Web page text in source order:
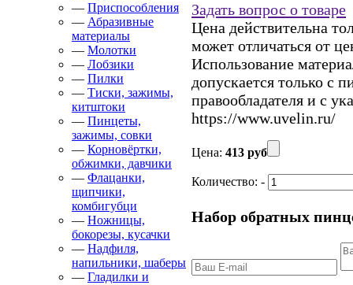
— Приспособления
— Абразивные
материалы
— Молотки
— Лобзики
— Пилки
— Тиски, зажимы,
китштоки
— Пинцеты,
зажимы, совки
— Корновёртки,
обжимки, давчики
— Флацанки,
щипчики,
комбигубци
— Ножницы,
бокорезы, кусачки
— Надфиля,
напильники, шаберы
— Гладилки и
Задать вопрос о товаре
Цена действительна
может отличаться от
Использование
допускается только с
правообладателя и с
https://www.uvelin.ru/
Цена: 413 руб
Количество: -
Набор обратных